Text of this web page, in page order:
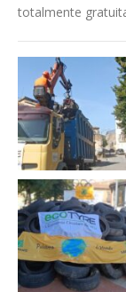
totalmente